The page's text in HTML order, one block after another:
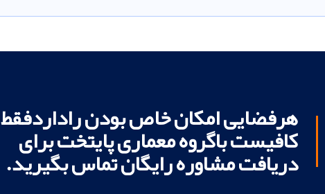
هرفضایی امکان خاص بودن راداردفقط
کافیست باگروه معماری پایتخت برای
دریافت مشاوره رایگان تماس بگیرید.